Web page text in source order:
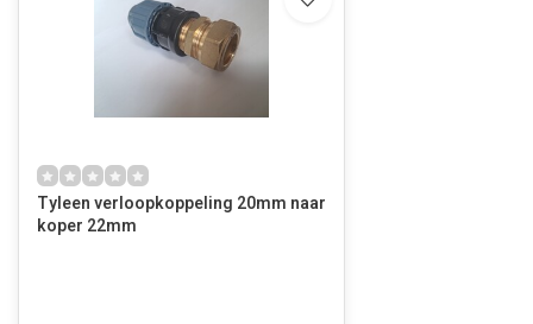
Tyleen verloopkoppeling 20mm naar
koper 22mm